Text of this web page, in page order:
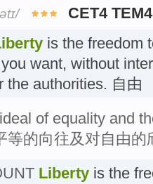
CET4 TEM4
is the freedom
want, without
the authorities. 自由
of equality and
的向往及对自由的
Liberty is the